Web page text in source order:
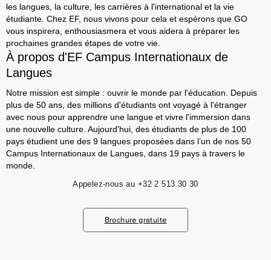
les langues, la culture, les carrières à l'international et la vie
étudiante. Chez EF, nous vivons pour cela et espérons que GO
vous inspirera, enthousiasmera et vous aidera à préparer les
prochaines grandes étapes de votre vie.
À propos d'EF Campus Internationaux de
Langues
Notre mission est simple : ouvrir le monde par l'éducation. Depuis
plus de 50 ans, des millions d'étudiants ont voyagé à l'étranger
avec nous pour apprendre une langue et vivre l'immersion dans
une nouvelle culture. Aujourd'hui, des étudiants de plus de 100
pays étudient une des 9 langues proposées dans l’un de nos 50
Campus Internationaux de Langues, dans 19 pays à travers le
monde.
Appelez-nous au +32 2 513 30 30
Brochure gratuite